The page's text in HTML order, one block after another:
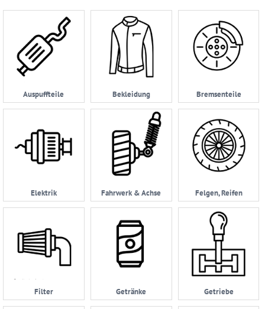
Anmelden
Ersatzteilsuche
KFZ
Zubehör
Anfrage
Garage
|
Impressum
Zahlungsmöglichkeiten
Auspuffteile Bekleidung Bremsenteile
Elektrik Fahrwerk & Achse Felgen, Reifen
Filter Getränke Getriebe